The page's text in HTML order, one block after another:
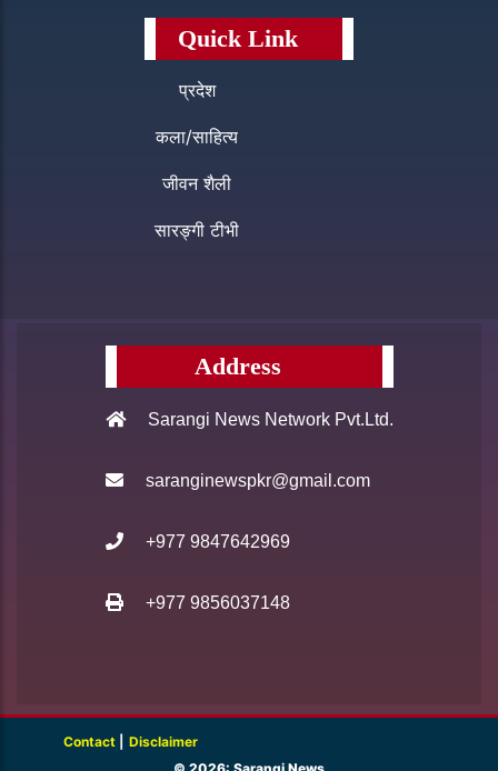
Quick Link
प्रदेश
कला/साहित्य
जीवन शैली
सारङ्गी टीभी
Address
Sarangi News Network Pvt.Ltd.
saranginewspkr@gmail.com
+977 9847642969
+977 9856037148
Contact
Disclaimer